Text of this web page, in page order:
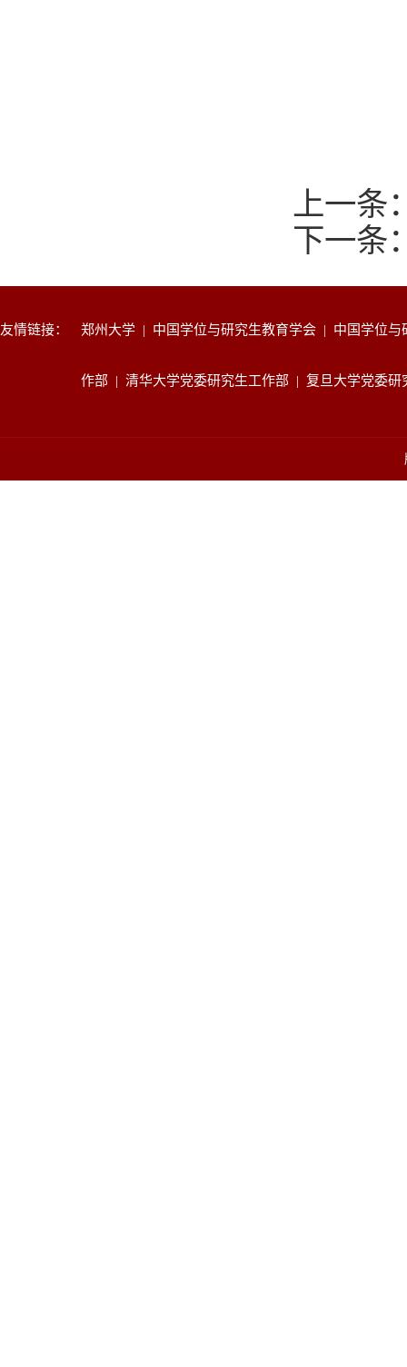
上一条
下一条
友情链接： 郑州大学 | 中国学位与研究生教育学会 | 中国学位
作部 |清华大学党委研究生工作部 | 复旦大学党委